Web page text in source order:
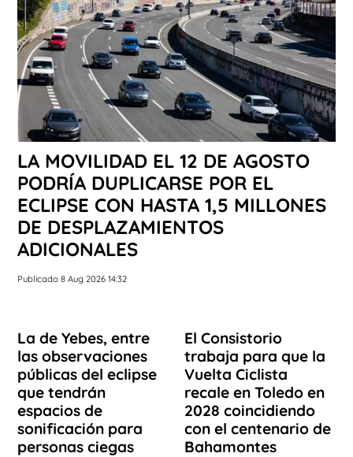
LA MOVILIDAD EL 12 DE AGOSTO
PODRÍA DUPLICARSE POR EL
ECLIPSE CON HASTA 1,5 MILLONES
DE DESPLAZAMIENTOS
ADICIONALES
Publicado 8 Aug 2026 14:32
La de Yebes, entre
las observaciones
públicas del eclipse
que tendrán
espacios de
sonificación para
personas ciegas
El Consistorio
trabaja para que la
Vuelta Ciclista
recale en Toledo en
2028 coincidiendo
con el centenario de
Bahamontes